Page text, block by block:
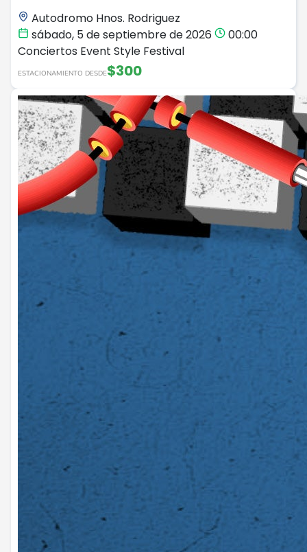
Autodromo Hnos. Rodriguez
sábado, 5 de septiembre de 2026
00:00
Conciertos Event Style Festival
ESTACIONAMIENTO DESDE$300